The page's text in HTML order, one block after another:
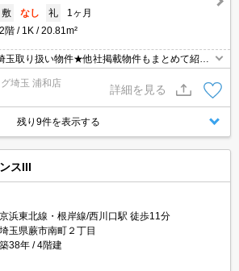
敷
なし 礼
1ヶ月
2階
1K 20.81m²
玉取り扱い物件★他社掲載物件もまとめて紹介
ンでの面談＆見学も対応
埼玉 浦和店
詳細を見る
残り9件を表示する
スIII
京浜東北線・根岸線/西川口駅 徒歩11分
埼玉県蕨市南町２丁目
築38年
4階建